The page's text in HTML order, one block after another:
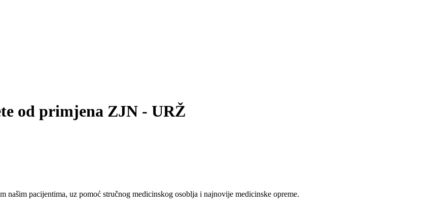
od primjena ZJN - URŽ
pacijentima, uz pomoć stručnog medicinskog osoblja i najnovije medicinske opreme.